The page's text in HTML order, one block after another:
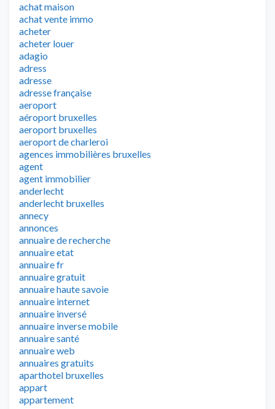
achat maison
achat vente immo
acheter
acheter louer
adagio
adress
adresse
adresse française
aeroport
aéroport bruxelles
aeroport bruxelles
aeroport de charleroi
agences immobilières bruxelles
agent
agent immobilier
anderlecht
anderlecht bruxelles
annecy
annonces
annuaire de recherche
annuaire etat
annuaire fr
annuaire gratuit
annuaire haute savoie
annuaire internet
annuaire inversé
annuaire inverse mobile
annuaire santé
annuaire web
annuaires gratuits
aparthotel bruxelles
appart
appartement